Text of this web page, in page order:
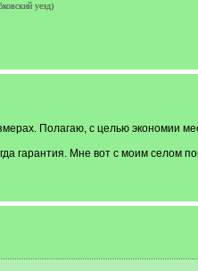
уезд)
Полагаю, с целью экономии
гарантия. Мне вот с моим селом